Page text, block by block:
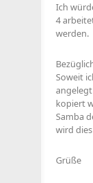
Ich
4
werden.
Soweit
kopiert
Samba
wird
Grüße